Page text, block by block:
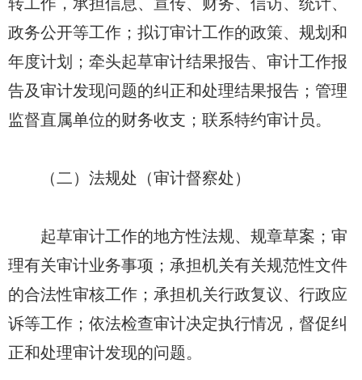
政务公开等工作；拟订审计工作的政策、规划和
年度计划；牵头起草审计结果报告、审计工作报
告及审计发现问题的纠正和处理结果报告；管理
监督直属单位的财务收支；联系特约审计员。
（二）法规处（审计督察处）
起草审计工作的地方性法规、规章草案；审
理有关审计业务事项；承担机关有关规范性文件
的合法性审核工作；承担机关行政复议、行政应
诉等工作；依法检查审计决定执行情况，督促纠
正和处理审计发现的问题。